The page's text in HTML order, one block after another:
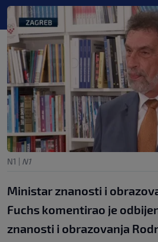
N1 | N1
Ministar znanosti i
Fuchs komentirao je
znanosti i obrazovanja